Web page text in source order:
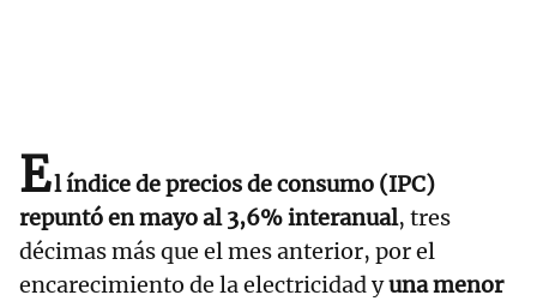
El índice de precios de consumo (IPC)
repuntó en mayo al 3,6% interanual, tres
décimas más que el mes anterior, por el
encarecimiento de la electricidad yuna menor